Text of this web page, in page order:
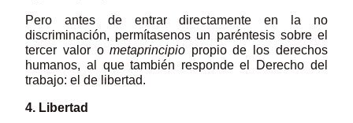
Pero antes de entrar directamente en la no
discriminación, permítasenos un paréntesis sobre el
tercer valor ometaprincipio propio de los derechos
humanos, al que también responde el Derecho del
trabajo: el de libertad.
4. Libertad